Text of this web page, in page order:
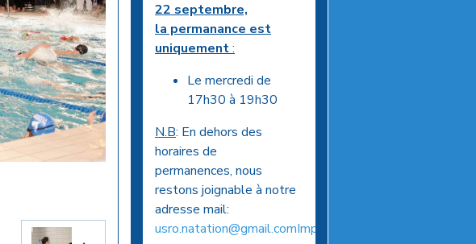
22 septembre,
la permanance est
uniquement:
Le mercredi de
17h30 à 19h30
N.B: En dehors des
horaires de
permanences, nous
restons joignable à notre
adresse mail:
usro.natation@gmail.comImportant